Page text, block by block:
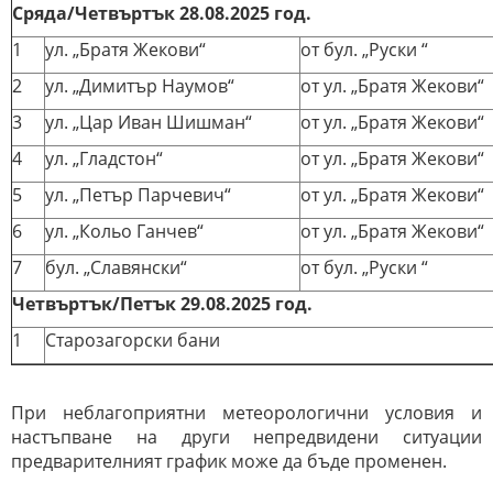
Сряда/Четвъртък 28.08.2025 год.
1
ул. „Братя Жекови“
от бул. „Руски “
2
ул. „Димитър Наумов“
от ул. „Братя Жекови“
3
ул. „Цар Иван Шишман“
от ул. „Братя Жекови“
4
ул. „Гладстон“
от ул. „Братя Жекови“
5
ул. „Петър Парчевич“
от ул. „Братя Жекови“
6
ул. „Кольо Ганчев“
от ул. „Братя Жекови“
7
бул. „Славянски“
от бул. „Руски “
Четвъртък/Петък 29.08.2025 год.
1
Старозагорски бани
При неблагоприятни метеорологични условия и
настъпване на други непредвидени ситуации
предварителният график може да бъде променен.